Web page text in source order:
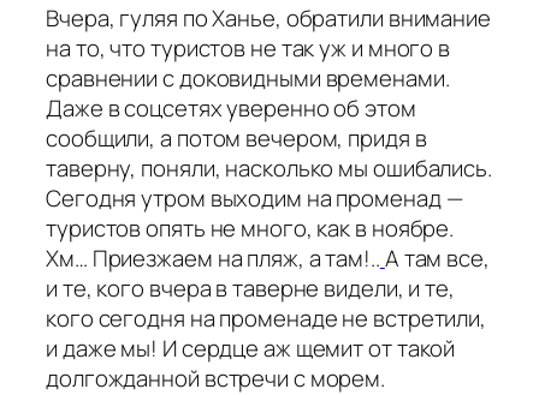
Вчера, гуляя по Ханье, обратили внимание
на то, что туристов не так уж и много в
сравнении с доковидными временами.
Даже в соцсетях уверенно об этом
сообщили, а потом вечером, придя в
таверну, поняли, насколько мы ошибались.
Сегодня утром выходим на променад —
туристов опять не много, как в ноябре.
Хм… Приезжаем на пляж, а там!..А там все,
и те, кого вчера в таверне видели, и те,
кого сегодня на променаде не встретили,
и даже мы! И сердце аж щемит от такой
долгожданной встречи с морем.